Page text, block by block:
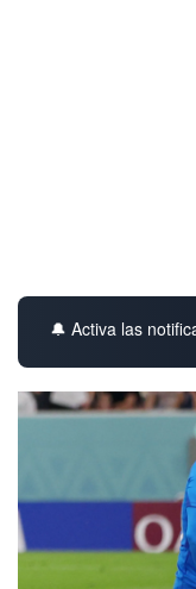
🔔 Activa las